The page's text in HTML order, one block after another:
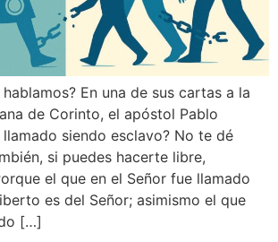
En una de sus cartas a la
de Corinto, el apóstol Pablo
llamado siendo esclavo? No te dé
si puedes hacerte libre,
el que en el Señor fue llamado
es del Señor; asimismo el que
[…]